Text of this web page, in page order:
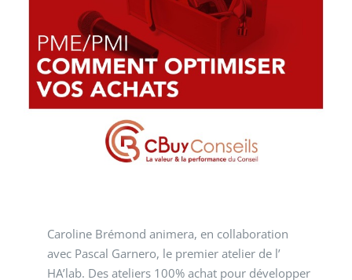
Caroline Brémond animera, en collaboration
avec Pascal Garnero, le premier atelier de l’
HA’lab. Des ateliers 100% achat pour développer